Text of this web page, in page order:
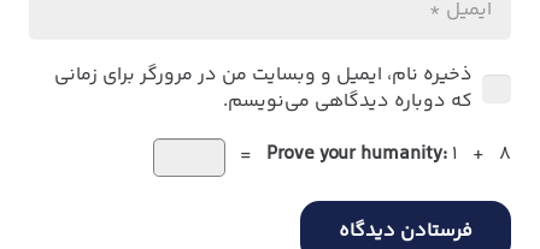
ذخیره نام، ایمیل و وبسایت من در مرورگر برای زمانی
که دوباره دیدگاهی می‌نویسم.
Prove your humanity: 1 + 8 =
فرستادن دیدگاه